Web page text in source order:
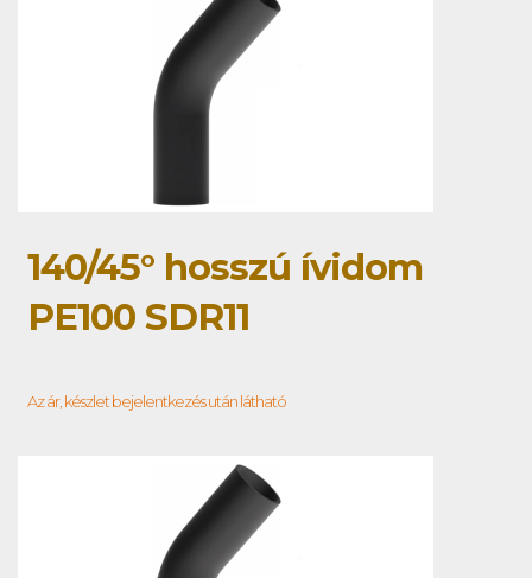
140/45° hosszú ívidom
PE100 SDR11
Az ár, készlet bejelentkezés után látható